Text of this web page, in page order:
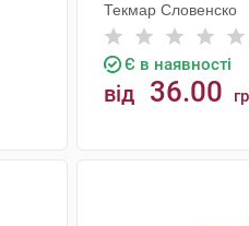
Текмар Словенско
Є в наявності
від 36.00